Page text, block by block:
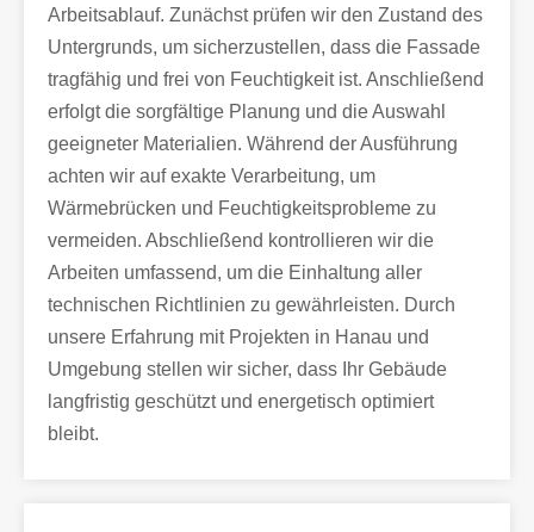
Arbeitsablauf. Zunächst prüfen wir den Zustand des
Untergrunds, um sicherzustellen, dass die Fassade
tragfähig und frei von Feuchtigkeit ist. Anschließend
erfolgt die sorgfältige Planung und die Auswahl
geeigneter Materialien. Während der Ausführung
achten wir auf exakte Verarbeitung, um
Wärmebrücken und Feuchtigkeitsprobleme zu
vermeiden. Abschließend kontrollieren wir die
Arbeiten umfassend, um die Einhaltung aller
technischen Richtlinien zu gewährleisten. Durch
unsere Erfahrung mit Projekten in Hanau und
Umgebung stellen wir sicher, dass Ihr Gebäude
langfristig geschützt und energetisch optimiert
bleibt.